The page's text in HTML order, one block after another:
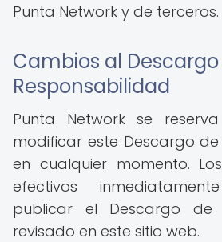
Punta Network y de terceros.
Cambios al
Responsabilidad
Punta Network se
modificar este Descargo
en cualquier momento.
efectivos
publicar el Descargo de
revisado en este sitio web.